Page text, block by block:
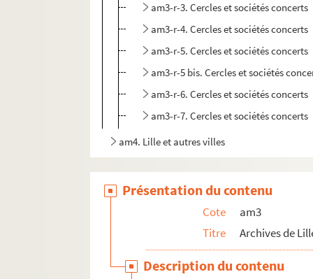
am3-r-3. Cercles et sociétés concerts
am3-r-4. Cercles et sociétés concerts
am3-r-5. Cercles et sociétés concerts
am3-r-5 bis. Cercles et sociétés
am3-r-6. Cercles et sociétés concerts
am3-r-7. Cercles et sociétés concerts
am4. Lille et autres villes
Présentation du contenu
Cote
am3
Titre
Archives de
Description du contenu